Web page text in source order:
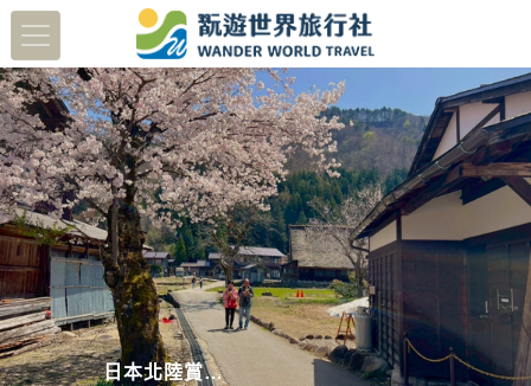
蔬醒南島 多彩德瑞 日本北陸賞櫻8日